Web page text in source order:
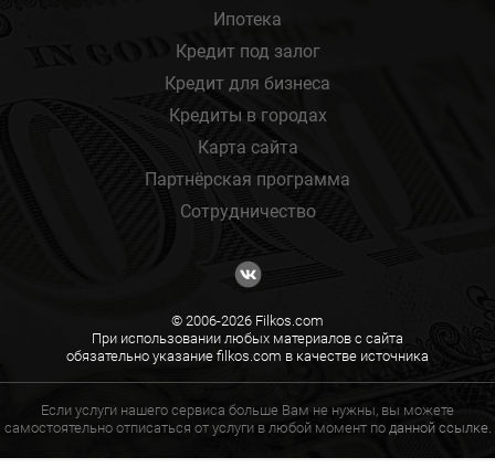
Ипотека
Кредит под залог
Кредит для бизнеса
Кредиты в городах
Карта сайта
Партнёрская программа
Сотрудничество
© 2006-2026 Filkos.com
При использовании любых материалов с сайта
обязательно указание filkos.com в качестве источника
Если услуги нашего сервиса больше Вам не нужны, вы можете
самостоятельно отписаться от услуги в любой момент по данной ссылке.